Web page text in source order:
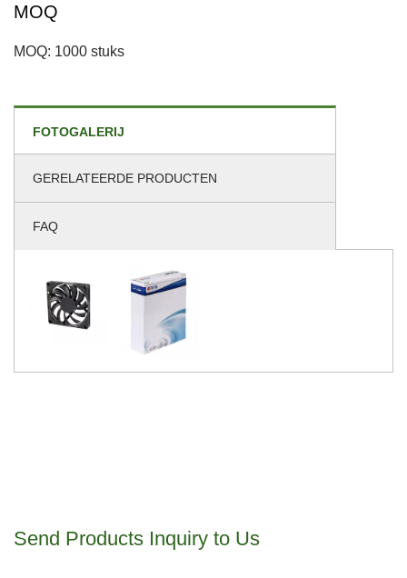
MOQ
MOQ: 1000 stuks
FOTOGALERIJ
GERELATEERDE PRODUCTEN
FAQ